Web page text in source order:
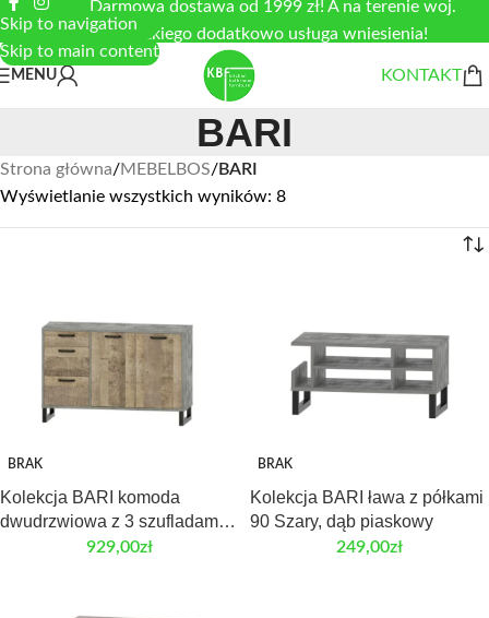
Skip to navigation
Skip to main content
Darmowa dostawa od 1999 zł! A na terenie woj.
łódzkiego dodatkowo usługa wniesienia!
MENU KONTAKT
BARI
Strona główna/MEBELBOS/BARI
Wyświetlanie wszystkich wyników: 8
BRAK
Kolekcja BARI komoda
dwudrzwiowa z 3 szufladami
Szary, dąb piaskowy
929,00zł
BRAK
Kolekcja BARI ława z półkami
90 Szary, dąb piaskowy
249,00zł